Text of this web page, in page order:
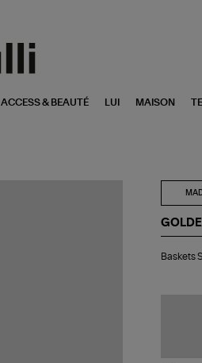
ACCESS & BEAUTÉ LUI MAISON
Sky
Baskets